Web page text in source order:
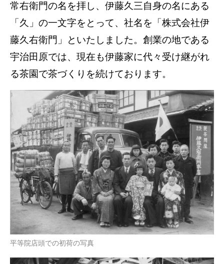
常右衛門の名を拝し、伊藤久三自身の名にある
「久」の一文字をとって、社名を「株式会社伊
藤久右衛門」といたしました。創業の地である
宇治田原では、現在も伊藤家に代々受け継がれ
る茶園で茶づくりを続けております。
平等院店頭での初荷の写真